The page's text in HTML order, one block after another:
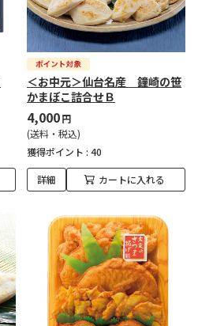
＜お中元＞仙台名産 鐘崎の笹
かまぼこ詰合せＢ
4,000円
(送料・税込)
獲得ポイント : 40
詳細 カートに入れる